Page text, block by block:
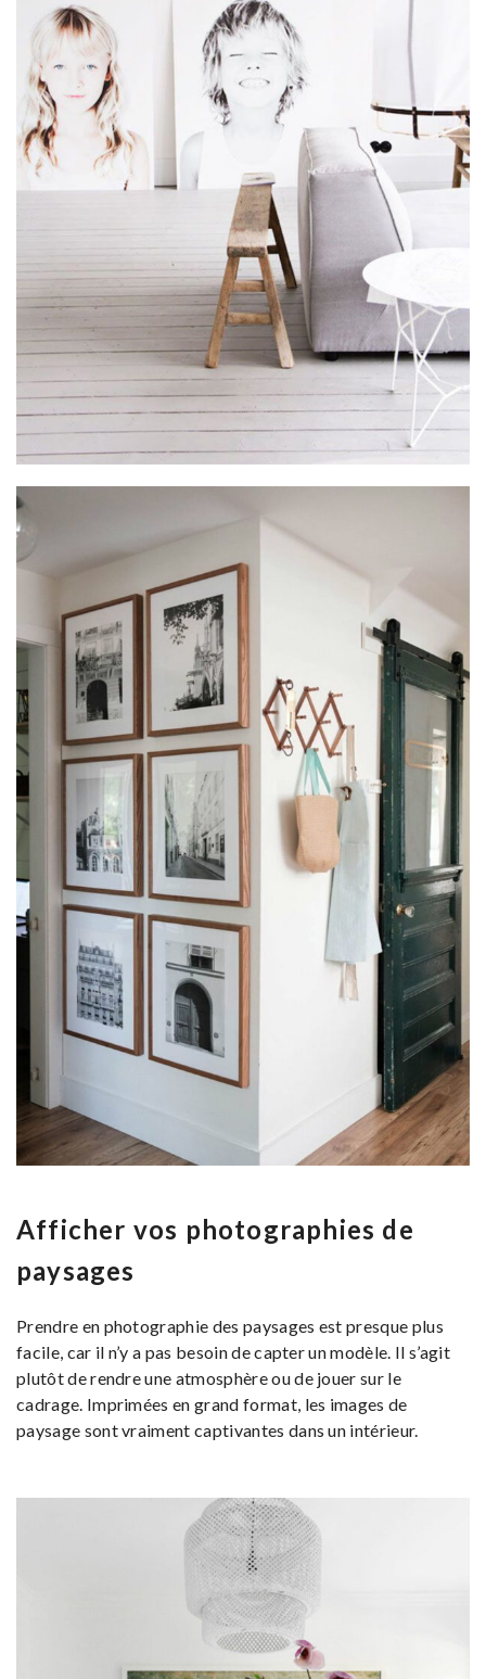
Afficher vos photographies de
paysages
Prendre en photographie des paysages est presque plus
facile, car il n’y a pas besoin de capter un modèle. Il s’agit
plutôt de rendre une atmosphère ou de jouer sur le
cadrage. Imprimées en grand format, les images de
paysage sont vraiment captivantes dans un intérieur.